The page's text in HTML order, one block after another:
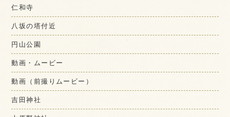
仁和寺
八坂の塔付近
円山公園
動画・ムービー
動画（前撮りムービー）
吉田神社